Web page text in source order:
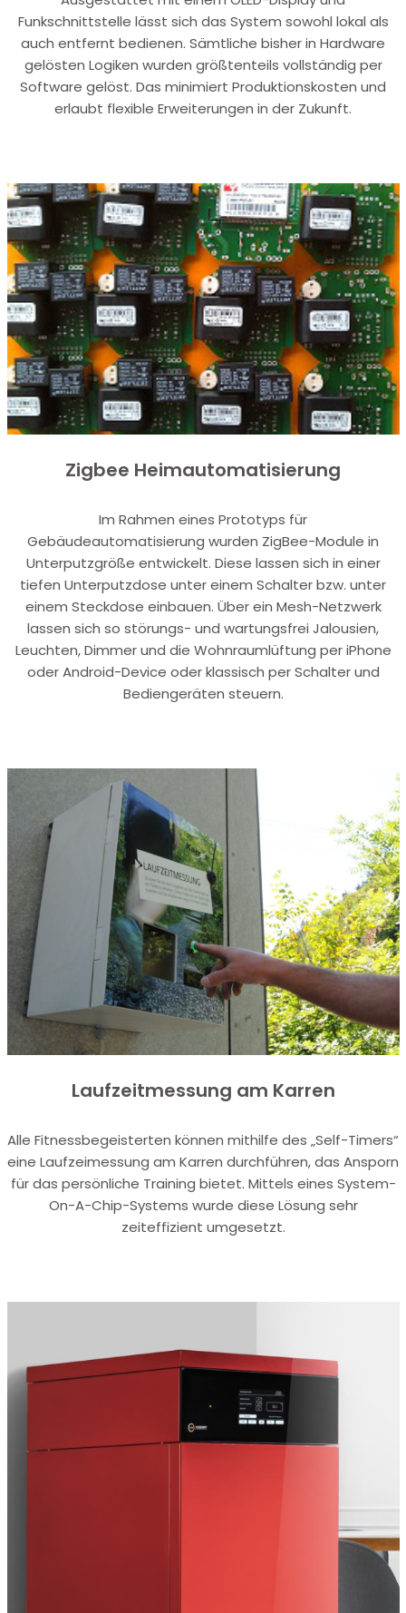
Funkschnittstelle lässt sich das System sowohl lokal als
auch entfernt bedienen. Sämtliche bisher in Hardware
gelösten Logiken wurden größtenteils vollständig per
Software gelöst. Das minimiert Produktionskosten und
erlaubt flexible Erweiterungen in der Zukunft.
Zigbee Heimautomatisierung
Im Rahmen eines Prototyps für
Gebäudeautomatisierung wurden ZigBee-Module in
Unterputzgröße entwickelt. Diese lassen sich in einer
tiefen Unterputzdose unter einem Schalter bzw. unter
einem Steckdose einbauen. Über ein Mesh-Netzwerk
lassen sich so störungs- und wartungsfrei Jalousien,
Leuchten, Dimmer und die Wohnraumlüftung per iPhone
oder Android-Device oder klassisch per Schalter und
Bediengeräten steuern.
Laufzeitmessung am Karren
Alle Fitnessbegeisterten können mithilfe des „Self-Timers“
eine Laufzeimessung am Karren durchführen, das Ansporn
für das persönliche Training bietet. Mittels eines System-
On-A-Chip-Systems wurde diese Lösung sehr
zeiteffizient umgesetzt.